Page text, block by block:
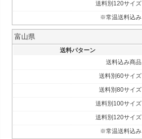
送料別120サイズ
※常温送料込み
富山県
送料パターン
送料込み商品
送料別60サイズ
送料別80サイズ
送料別100サイズ
送料別120サイズ
※常温送料込み